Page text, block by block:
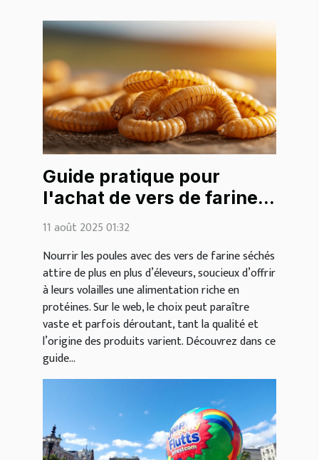
Guide pratique pour
l'achat de vers de farine
séchés pour les poules
11 août 2025 01:32
Nourrir les poules avec des vers de farine séchés
attire de plus en plus d’éleveurs, soucieux d’offrir
à leurs volailles une alimentation riche en
protéines. Sur le web, le choix peut paraître
vaste et parfois déroutant, tant la qualité et
l’origine des produits varient. Découvrez dans ce
guide...